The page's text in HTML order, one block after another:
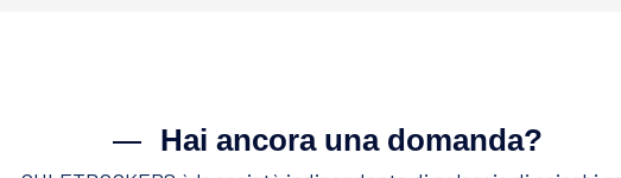
Hai ancora una domanda?